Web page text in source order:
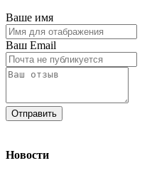
Ваше имя
Ваш Email
Новости